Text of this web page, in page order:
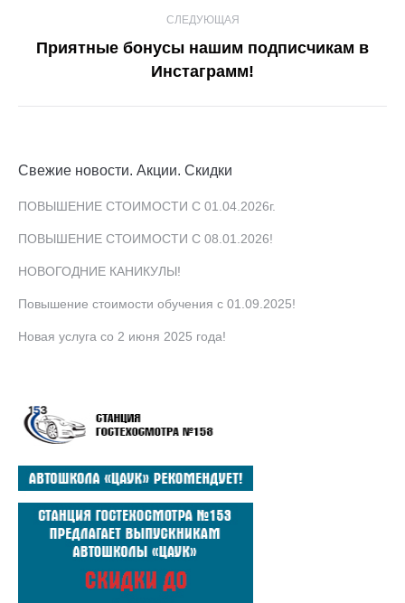
СЛЕДУЮЩАЯ
Следующая
запись:
Приятные бонусы нашим подписчикам в
Инстаграмм!
Свежие новости. Акции. Скидки
ПОВЫШЕНИЕ СТОИМОСТИ С 01.04.2026г.
ПОВЫШЕНИЕ СТОИМОСТИ С 08.01.2026!
НОВОГОДНИЕ КАНИКУЛЫ!
Повышение стоимости обучения с 01.09.2025!
Новая услуга со 2 июня 2025 года!